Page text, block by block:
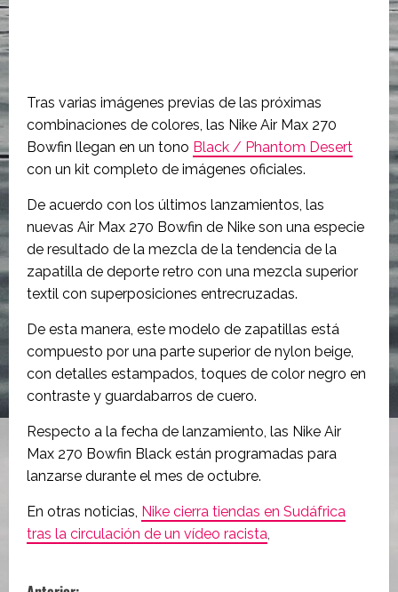
Tras varias imágenes previas de las próximas
combinaciones de colores, las Nike Air Max 270
Bowfin llegan en un tono Black / Phantom Desert
con un kit completo de imágenes oficiales.
De acuerdo con los últimos lanzamientos, las
nuevas Air Max 270 Bowfin de Nike son una especie
de resultado de la mezcla de la tendencia de la
zapatilla de deporte retro con una mezcla superior
textil con superposiciones entrecruzadas.
De esta manera, este modelo de zapatillas está
compuesto por una parte superior de nylon beige,
con detalles estampados, toques de color negro en
contraste y guardabarros de cuero.
Respecto a la fecha de lanzamiento, las Nike Air
Max 270 Bowfin Black están programadas para
lanzarse durante el mes de octubre.
En otras noticias, Nike cierra tiendas en Sudáfrica
tras la circulación de un vídeo racista,